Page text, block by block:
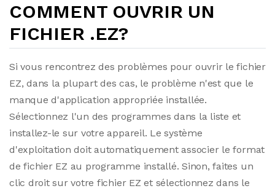
COMMENT OUVRIR UN
FICHIER .EZ?
Si vous rencontrez des problèmes pour ouvrir le fichier
EZ, dans la plupart des cas, le problème n'est que le
manque d'application appropriée installée.
Sélectionnez l'un des programmes dans la liste et
installez-le sur votre appareil. Le système
d'exploitation doit automatiquement associer le format
de fichier EZ au programme installé. Sinon, faites un
clic droit sur votre fichier EZ et sélectionnez dans le